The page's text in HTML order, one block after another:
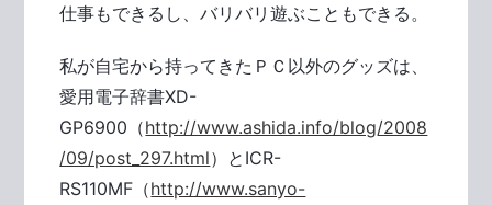
仕事もできるし、バリバリ遊ぶこともできる。
私が自宅から持ってきたＰＣ以外のグッズは、
愛用電子辞書XD-
GP6900（http://www.ashida.info/blog/2008
/09/post_297.html）とICR-
RS110MF（http://www.sanyo-